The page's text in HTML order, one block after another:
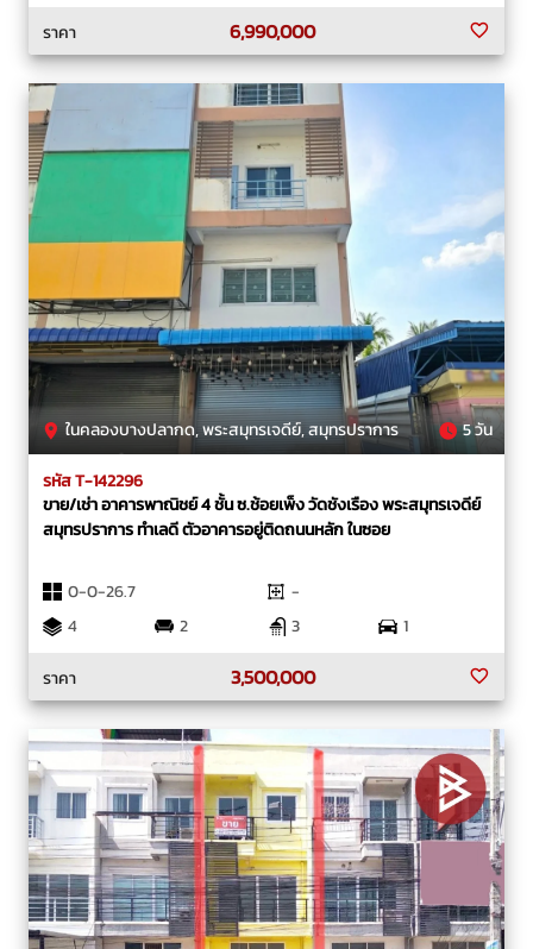
ราคา 6,990,000
ในคลองบางปลากด, พระสมุทรเจดีย์, สมุทรปราการ 5 วัน
รหัส T-142296
ขาย/เช่า อาคารพาณิชย์ 4 ชั้น ซ.ช้อยเพ็ง วัดชังเรือง พระสมุทรเจดีย์
สมุทรปราการ ทำเลดี ตัวอาคารอยู่ติดถนนหลัก ในซอย
0-0-26.7
-
4
2 3
1
ราคา
3,500,000